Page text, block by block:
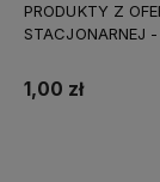
PRODUKTY Z
STACJONARNEJ
1,00 zł